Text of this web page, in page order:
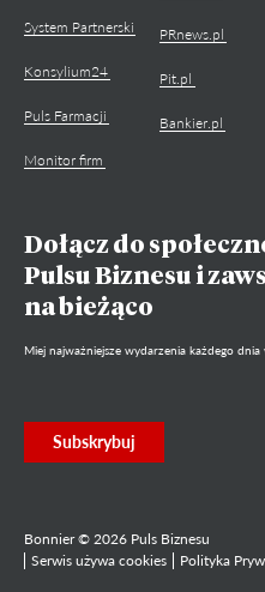
System Partnerski
Konsylium24
Puls Farmacji
Monitor firm
PRnews.pl
Pit.pl
Bankier.pl
Dołącz do
Pulsu Biznesu i
na bieżąco
Miej najważniejsze wydarzenia każdego dnia
Subskrybuj
Bonnier © 2026 Puls Biznesu
Serwis używa cookies
Polityka